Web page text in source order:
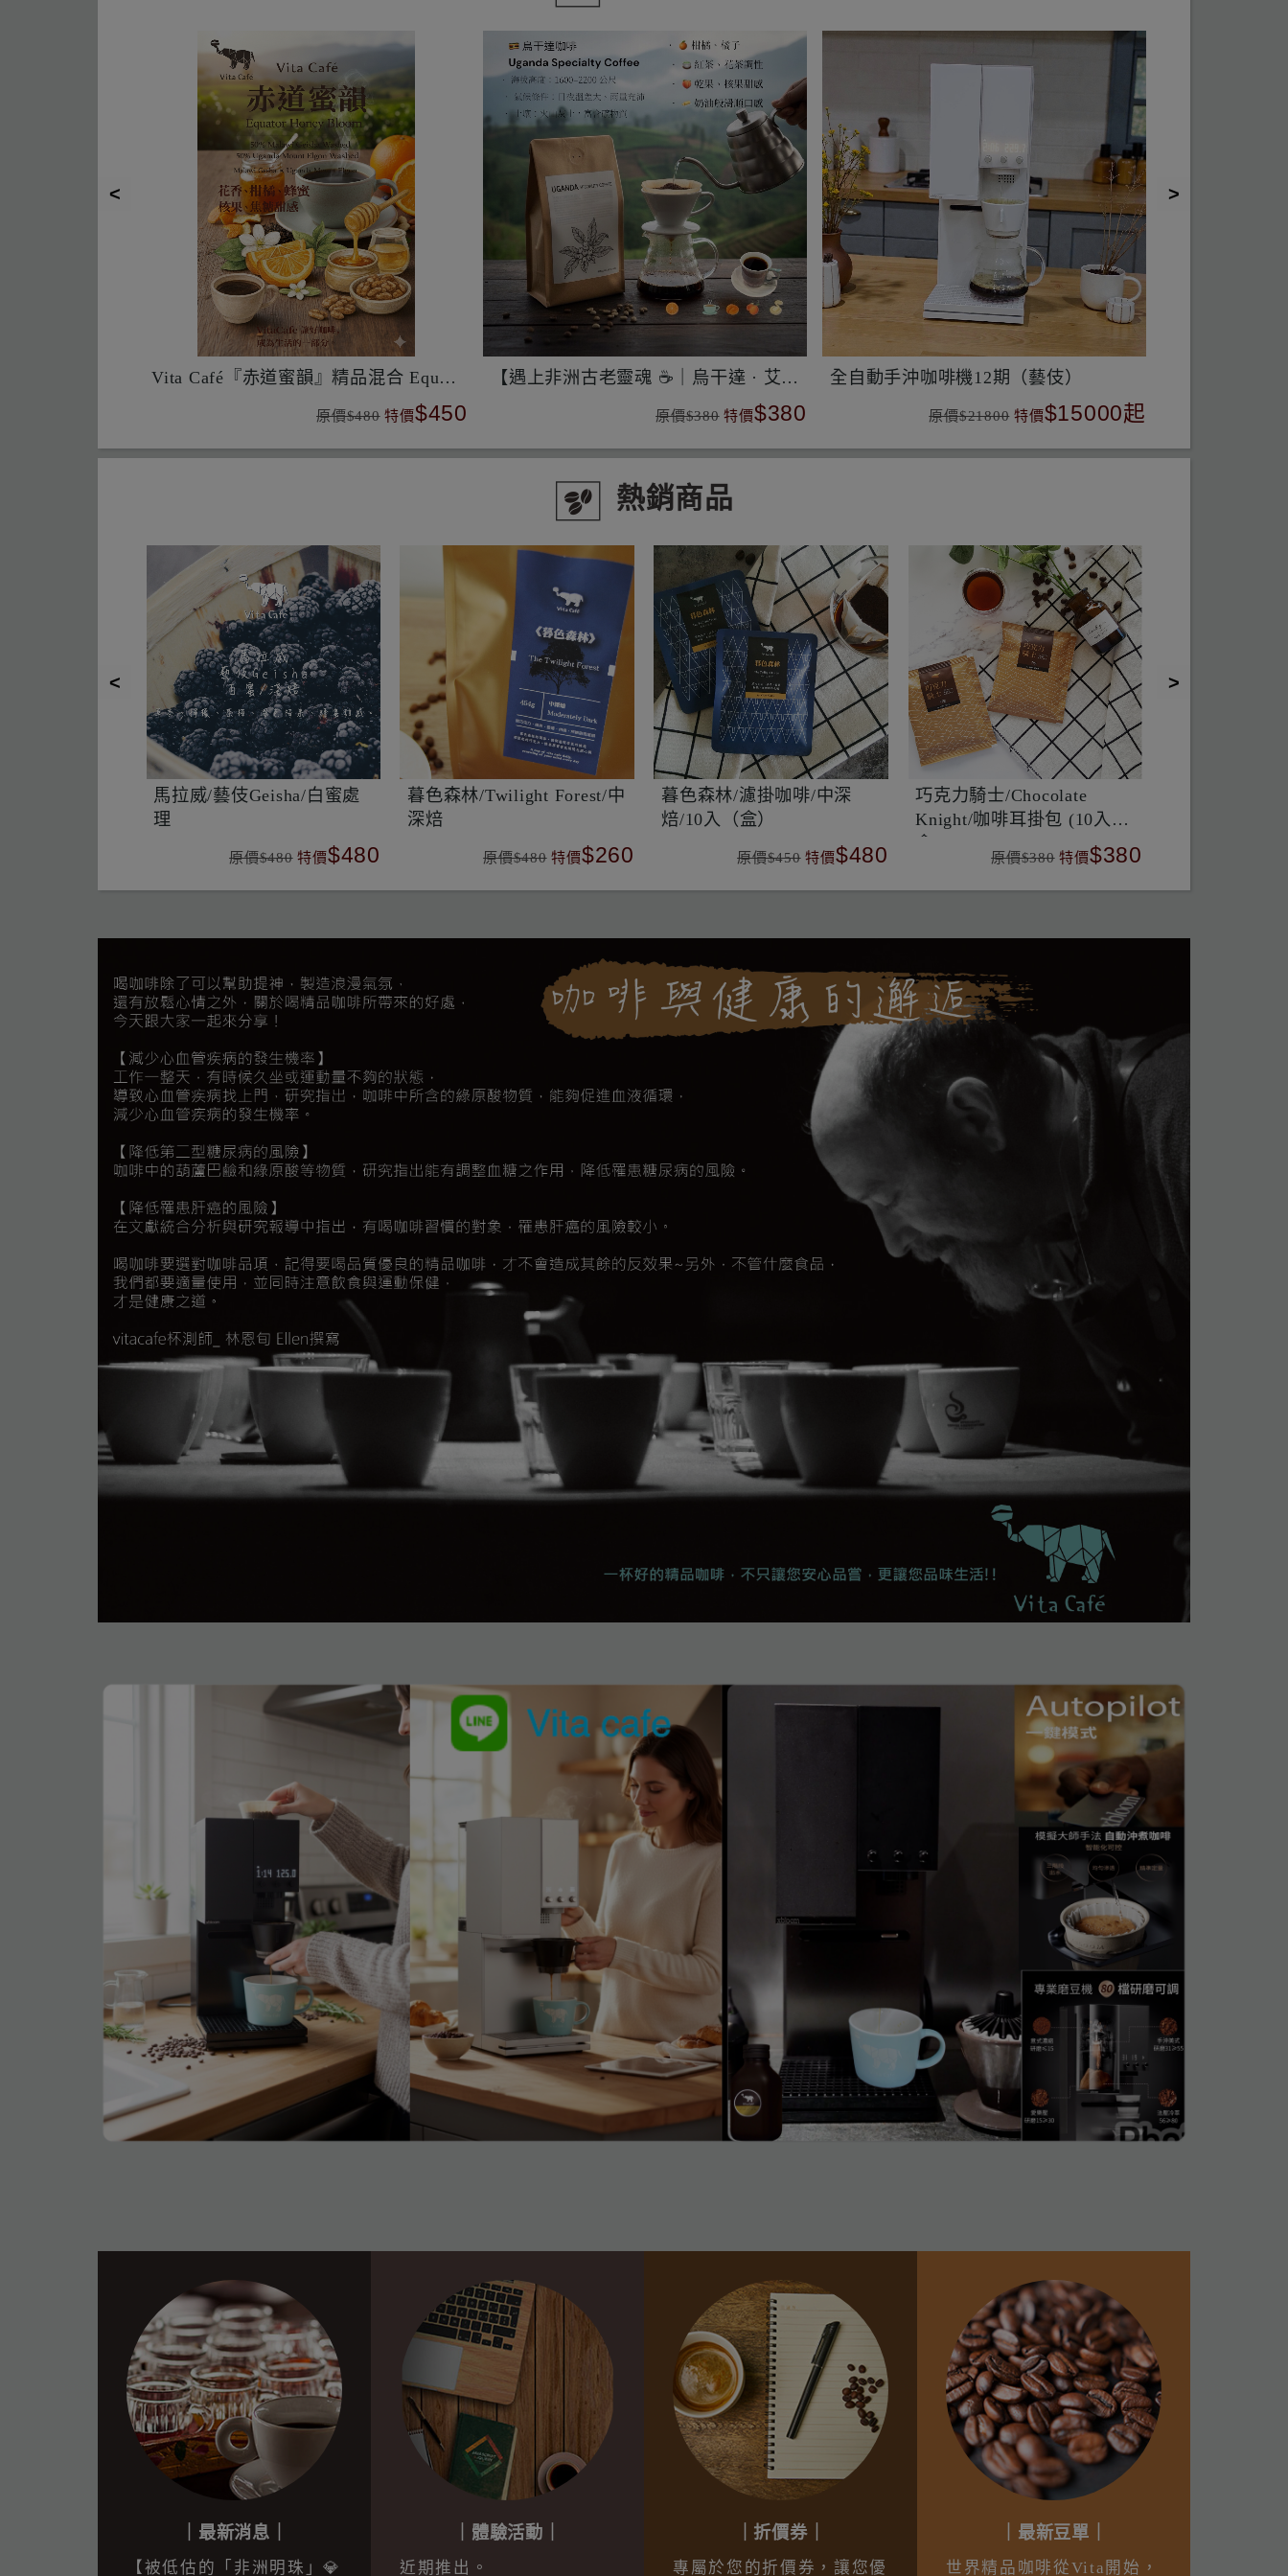
衣索比亞/耶加雪菲G1/日曬
原價$480 特價$450
藝伎：班奇馬吉/日曬
原價$480 特價$480
晨曦日光｜Morning sun
原價$350 特價$350
熱銷商品
Vita Café 經典盒綜合耳掛
(10入/盒)
原價$550 特價$480
巧克力騎士/Chocolate
Knight/咖啡超值包 (30入/
原價$780 特價$780
印尼/蘇門答臘/亞齊省/曼特
寧三次手選/水洗
原價$480 特價$450
巴西/喜拉朵/黃波旁/去果皮
日曬/中焙
原價$380 特價$380
｜最新消息｜
【被低估的「非洲明珠」💎
｜體驗活動｜
近期推出。
｜折價券｜
專屬於您的折價券，讓您優
｜最新豆單｜
世界精品咖啡從Vita開始，